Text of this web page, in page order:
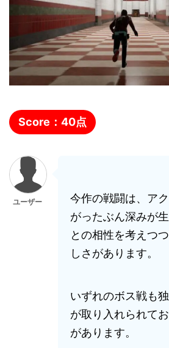
Score： 40点
ユーザー
今作の戦闘は、ア
がったぶん深みが
との相性を考えつ
しさがあります。
いずれのボス戦も
が取り入れられて
があります。